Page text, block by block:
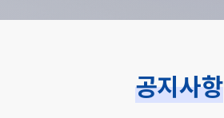
공지사항